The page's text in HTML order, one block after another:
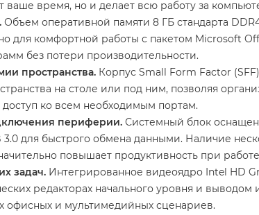
ваше время, но и делает всю работу за
Объем оперативной памяти 8 ГБ стандарта
для комфортной работы с пакетом Microsoft
без потери производительности.
пространства. Корпус Small Form Factor
на столе или под ним, позволяя
ко всем необходимым портам.
периферии. Системный блок
для быстрого обмена данными. Наличие
повышает продуктивность при
задач. Интегрированное видеоядро Intel HD
редакторах начального уровня и
офисных и мультимедийных сценариев.